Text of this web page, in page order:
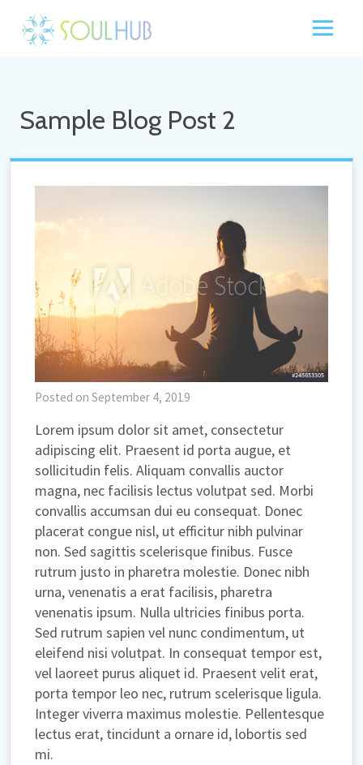
Sample Blog Post 2
Posted on September 4, 2019
Lorem ipsum dolor sit amet, consectetur
adipiscing elit. Praesent id porta augue, et
sollicitudin felis. Aliquam convallis auctor
magna, nec facilisis lectus volutpat sed. Morbi
convallis accumsan dui eu consequat. Donec
placerat congue nisl, ut efficitur nibh pulvinar
non. Sed sagittis scelerisque finibus. Fusce
rutrum justo in pharetra molestie. Donec nibh
urna, venenatis a erat facilisis, pharetra
venenatis ipsum. Nulla ultricies finibus porta.
Sed rutrum sapien vel nunc condimentum, ut
eleifend nisi volutpat. In consequat tempor est,
vel laoreet purus aliquet id. Praesent velit erat,
porta tempor leo nec, rutrum scelerisque ligula.
Integer viverra maximus molestie. Pellentesque
lectus erat, tincidunt a ornare id, lobortis sed
mi.